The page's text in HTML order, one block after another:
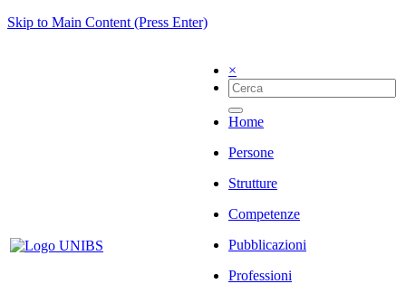
Skip to Main Content (Press Enter)
×
Home
Persone
Strutture
Competenze
Pubblicazioni
Professioni